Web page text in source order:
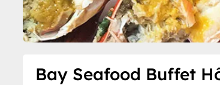
Bay Seafood Buffet